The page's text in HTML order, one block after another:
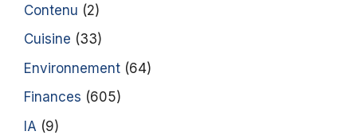
Contenu (2)
Cuisine (33)
Environnement (64)
Finances (605)
IA (9)